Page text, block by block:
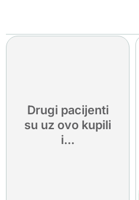
Drugi pacijenti
su uz ovo kupili
i...